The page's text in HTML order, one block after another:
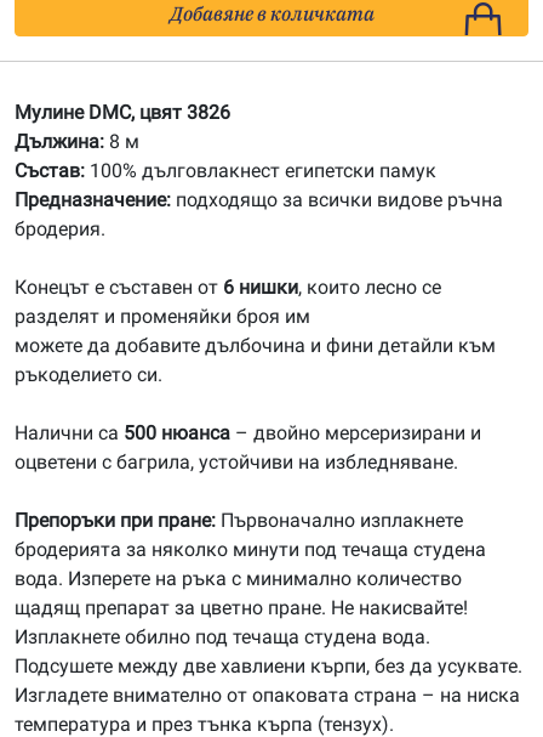
Мулине
DMC
Добавяне в количката
Мулине DMC, цвят 3826
Дължина: 8 м
Състав: 100% дълговлакнест египетски памук
Предназначение: подходящо за всички видове ръчна
бродерия.
Конецът е съставен от 6 нишки, които лесно се
разделят и променяйки броя им
можете да добавите дълбочина и фини детайли към
ръкоделието си.
Налични са 500 нюанса – двойно мерсеризирани и
оцветени с багрила, устойчиви на избледняване.
Препоръки при пране: Първоначално изплакнете
бродерията за няколко минути под течаща студена
вода. Изперете на ръка с минимално количество
щадящ препарат за цветно пране. Не накисвайте!
Изплакнете обилно под течаща студена вода.
Подсушете между две хавлиени кърпи, без да усуквате.
Изгладете внимателно от опаковата страна – на ниска
температура и през тънка кърпа (тензух).